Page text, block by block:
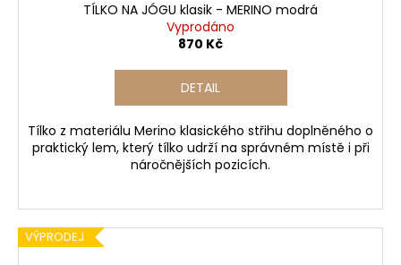
TÍLKO NA JÓGU klasik - MERINO modrá
Vyprodáno
870 Kč
DETAIL
Tílko z materiálu Merino klasického střihu doplněného o
praktický lem, který tílko udrží na správném místě i při
náročnějších pozicích.
VÝPRODEJ